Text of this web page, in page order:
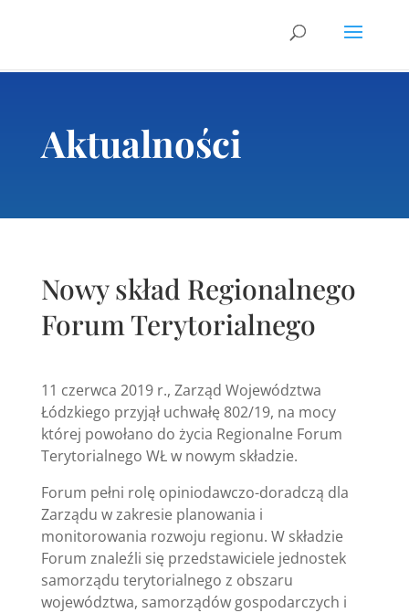
Aktualności
Nowy skład Regionalnego
Forum Terytorialnego
11 czerwca 2019 r., Zarząd Województwa
Łódzkiego przyjął uchwałę 802/19, na mocy
której powołano do życia Regionalne Forum
Terytorialnego WŁ w nowym składzie.
Forum pełni rolę opiniodawczo-doradczą dla
Zarządu w zakresie planowania i
monitorowania rozwoju regionu. W składzie
Forum znaleźli się przedstawiciele jednostek
samorządu terytorialnego z obszaru
województwa, samorządów gospodarczych i